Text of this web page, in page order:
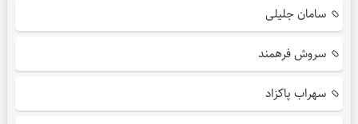
سامان جلیلی
سروش فرهمند
سهراب پاکزاد